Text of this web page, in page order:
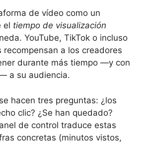
de vídeo como un
el tiempo de visualización
YouTube, TikTok o incluso
recompensan a los creadores
durante más tiempo —y con
a su audiencia.
hacen tres preguntas: ¿los
clic? ¿Se han quedado?
de control traduce estas
concretas (minutos vistos,